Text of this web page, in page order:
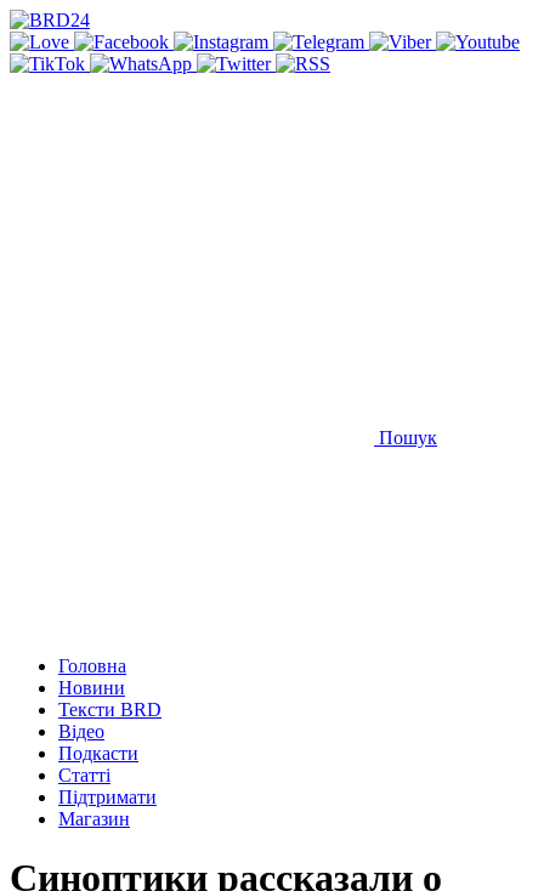
Пошук
Головна
Новини
Тексти BRD
Відео
Подкасти
Статті
Підтримати
Магазин
Синоптики рассказали о